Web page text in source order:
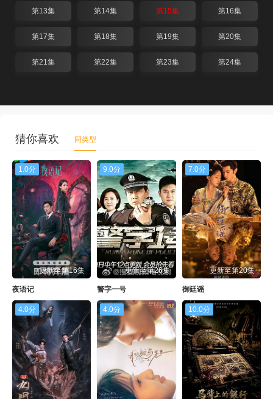
第13集 第14集 第15集 第16集
第17集 第18集 第19集 第20集
第21集 第22集 第23集 第24集
猜你喜欢 同类型
1.0分
更新至第16集
夜语记
9.0分
更新至第26集
警字一号
7.0分
更新至第20集
御廷谣
4.0分 4.0分 10.0分